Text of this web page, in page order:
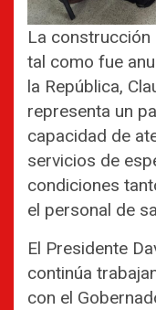
La construcción
tal como fue
la República,
representa un
capacidad de
servicios de
condiciones
el personal de
El Presidente
continúa
con el